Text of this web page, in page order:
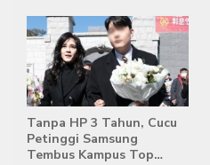
Tanpa HP 3 Tahun, Cucu
Petinggi Samsung
Tembus Kampus Top